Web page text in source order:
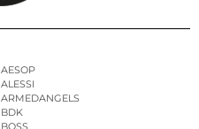
AESOP
ALESSI
ARMEDANGELS
BDK